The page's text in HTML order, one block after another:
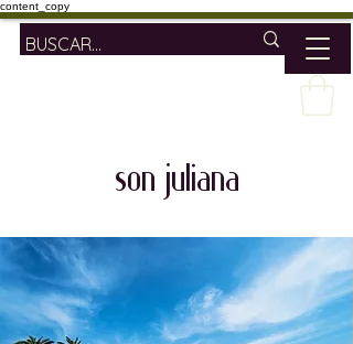
content_copy
son juliana